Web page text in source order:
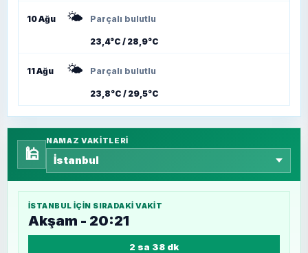
10 Ağu 🌤️ Parçalı bulutlu
23,4°C / 28,9°C
11 Ağu 🌤️ Parçalı bulutlu
23,8°C / 29,5°C
🕌
NAMAZ VAKITLERI
İSTANBUL IÇIN SIRADAKI VAKIT
Akşam - 20:21
2 sa 38 dk